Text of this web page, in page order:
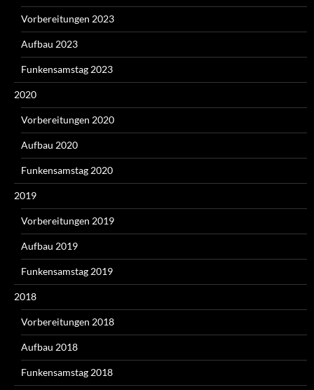
Vorbereitungen 2023
Aufbau 2023
Funkensamstag 2023
2020
Vorbereitungen 2020
Aufbau 2020
Funkensamstag 2020
2019
Vorbereitungen 2019
Aufbau 2019
Funkensamstag 2019
2018
Vorbereitungen 2018
Aufbau 2018
Funkensamstag 2018